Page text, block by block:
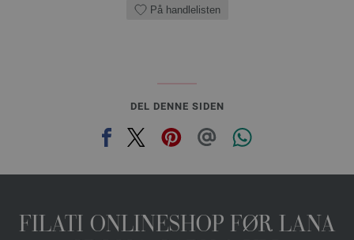
På handlelisten
DEL DENNE SIDEN
FILATI ONLINESHOP FØR LANA